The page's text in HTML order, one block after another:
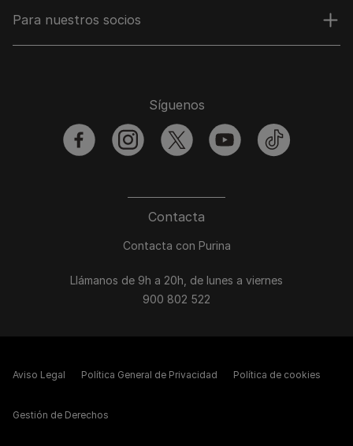
Para nuestros socios
Contacta
Contacta con Purina
Llámanos de 9h a 20h, de lunes a viernes
900 802 522
Síguenos
facebookinstagramtwitter youtubetiktok
Aviso Legal Política General de Privacidad Política de cookies
Gestión de Derechos